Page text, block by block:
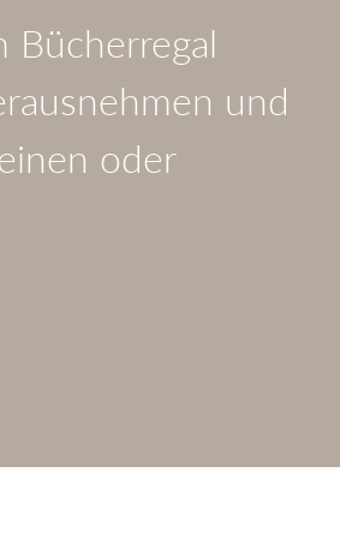
Bücherregal
und
oder